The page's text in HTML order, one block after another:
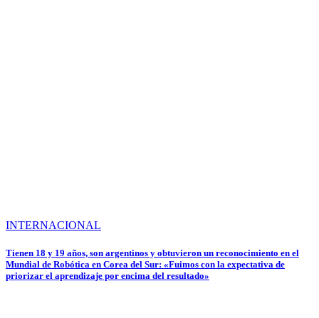
INTERNACIONAL
Tienen 18 y 19 años, son argentinos y obtuvieron un reconocimiento en el
Mundial de Robótica en Corea del Sur: «Fuimos con la expectativa de
priorizar el aprendizaje por encima del resultado»